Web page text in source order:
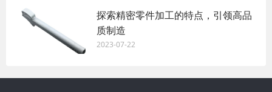
探索精密零件加工的特点，引领高品
质制造
2023-07-22